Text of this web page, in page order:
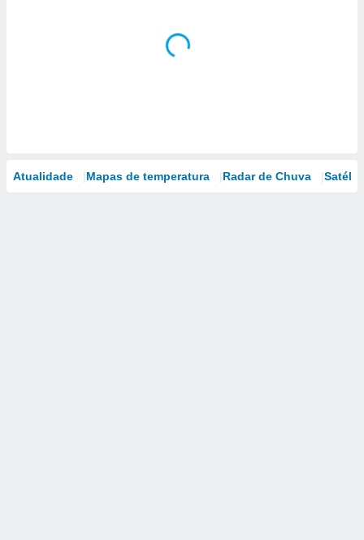
Atualidade Mapas de temperatura Radar de Chuva